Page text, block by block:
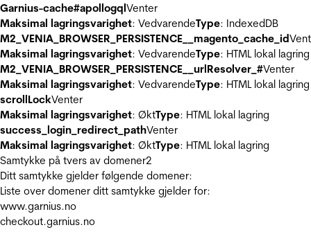
Garnius-cache#apollogqlVenter
Maksimal lagringsvarighet: VedvarendeType: IndexedDB
M2_VENIA_BROWSER_PERSISTENCE__magento_cache_id
Maksimal lagringsvarighet: VedvarendeType: HTML lokal lagring
M2_VENIA_BROWSER_PERSISTENCE__urlResolver_#Venter
Maksimal lagringsvarighet: VedvarendeType: HTML lokal lagring
scrollLockVenter
Maksimal lagringsvarighet: ØktType: HTML lokal lagring
success_login_redirect_pathVenter
Maksimal lagringsvarighet: ØktType: HTML lokal lagring
Samtykke på tvers av domener2
Ditt samtykke gjelder følgende domener:
Liste over domener ditt samtykke gjelder for:
www.garnius.no
checkout.garnius.no